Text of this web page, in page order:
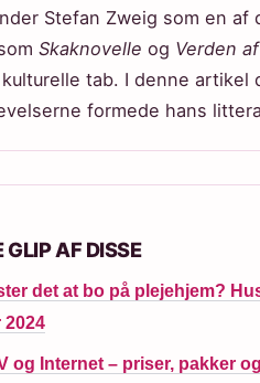
Stefan Zweig som en
Skaknovelle og Verden
tab. I denne artikel
formede hans
GLIP AF DISSE
det at bo på plejehjem?
2024
og Internet – priser, pakker og